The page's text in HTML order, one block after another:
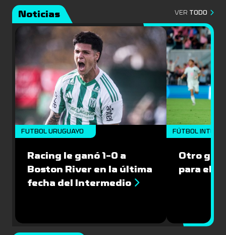
Noticias VER TODO
FUTBOL URUGUAYO
Racing le ganó 1-0 a
Boston River en la última
fecha del Intermedio
FÚTBOL
Otro gol
para el